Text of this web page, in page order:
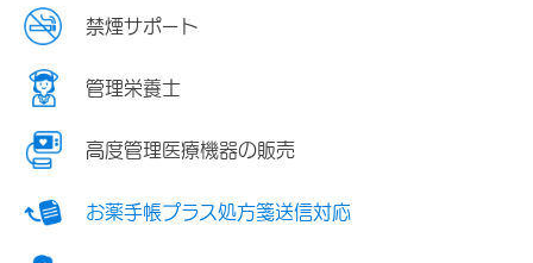
禁煙サポート
管理栄養士
高度管理医療機器の販売
お薬手帳プラス処方箋送信対応